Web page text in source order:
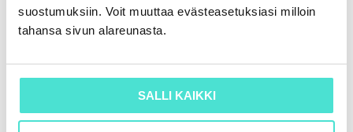
suostumuksiin. Voit muuttaa evästeasetuksiasi milloin
tahansa sivun alareunasta.
SALLI KAIKKI
KAIKKI KIRJAT